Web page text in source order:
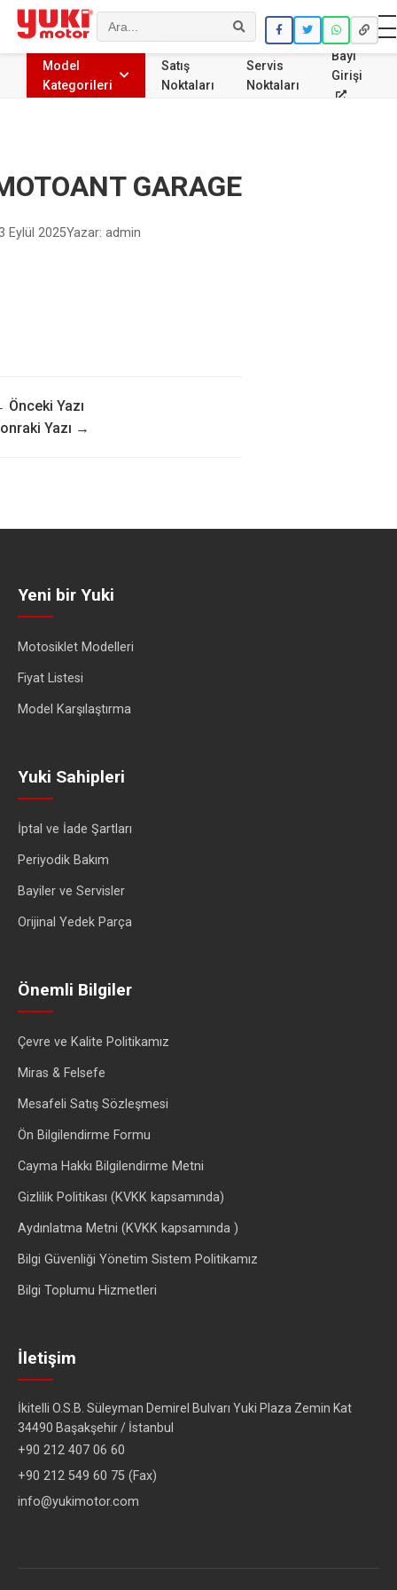
Ara
Model
Kategorileri
Satış
Noktaları
Servis
Noktaları
Bayi
Girişi
GARAGE
Eylül 2025Yazar: admin
Önceki Yazı
Yazı →
Yeni bir Yuki
Motosiklet Modelleri
Fiyat Listesi
Model Karşılaştırma
Yuki Sahipleri
İptal ve İade Şartları
Periyodik Bakım
Bayiler ve Servisler
Orijinal Yedek Parça
Önemli Bilgiler
Çevre ve Kalite Politikamız
Miras & Felsefe
Mesafeli Satış Sözleşmesi
Ön Bilgilendirme Formu
Cayma Hakkı Bilgilendirme Metni
Gizlilik Politikası (KVKK kapsamında)
Aydınlatma Metni (KVKK kapsamında )
Bilgi Güvenliği Yönetim Sistem Politikamız
Bilgi Toplumu Hizmetleri
İletişim
İkitelli O.S.B. Süleyman Demirel Bulvarı Yuki Plaza Zemin Kat
34490 Başakşehir / İstanbul
+90 212 407 06 60
+90 212 549 60 75 (Fax)
info@yukimotor.com